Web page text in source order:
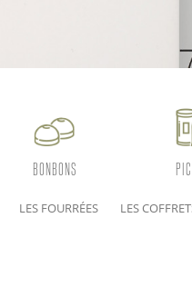
BONBONS
LES FOURRÉES LES